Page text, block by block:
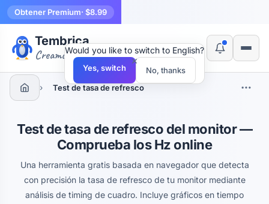
Obtener Premium· $8.99
Tembrica
Creamos herramientas
› Test de tasa de refresco
Test de tasa de refresco del monitor —
Comprueba los Hz online
Una herramienta gratis basada en navegador que detecta
con precisión la tasa de refresco de tu monitor mediante
análisis de timing de cuadro. Incluye gráficos en tiempo
×
Would you like to switch to English?
Yes, switch No, thanks